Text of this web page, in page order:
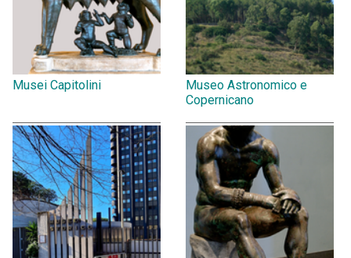
Musei Capitolini
Museo Astronomico e
Copernicano